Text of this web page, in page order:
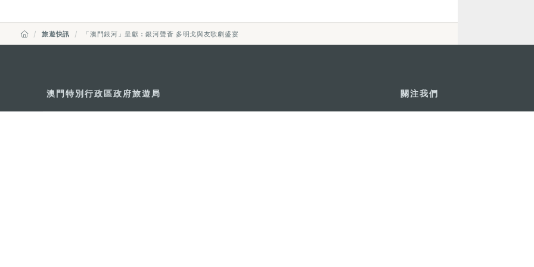
旅遊快訊 「澳門銀河」呈獻︰銀河聲薈 多明戈與友歌劇盛宴
澳門特別行政區政府旅遊局 關注我們